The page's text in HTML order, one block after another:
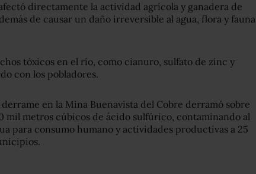
directamente la actividad agrícola y ganadera de
de causar un daño irreversible al agua, flora y fauna
tóxicos en el río, como cianuro, sulfato de zinc y
con los pobladores.
derrame en la Mina Buenavista del Cobre derramó sobre
mil metros cúbicos de ácido sulfúrico, contaminando al
para consumo humano y actividades productivas a 25